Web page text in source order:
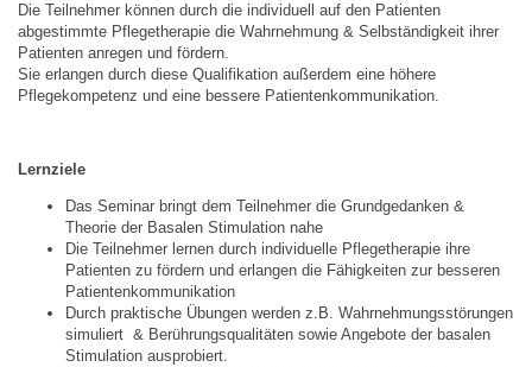
Die Teilnehmer können durch die individuell auf den Patienten
abgestimmte Pflegetherapie die Wahrnehmung & Selbständigkeit ihrer
Patienten anregen und fördern.
Sie erlangen durch diese Qualifikation außerdem eine höhere
Pflegekompetenz und eine bessere Patientenkommunikation.
Lernziele
Das Seminar bringt dem Teilnehmer die Grundgedanken &
Theorie der Basalen Stimulation nahe
Die Teilnehmer lernen durch individuelle Pflegetherapie ihre
Patienten zu fördern und erlangen die Fähigkeiten zur besseren
Patientenkommunikation
Durch praktische Übungen werden z.B. Wahrnehmungsstörungen
simuliert & Berührungsqualitäten sowie Angebote der basalen
Stimulation ausprobiert.